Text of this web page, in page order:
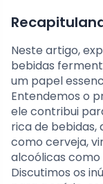
Neste artigo,
bebidas
um papel
Entendemos o
ele contribui
rica de
como cerveja,
alcoólicas como
Discutimos os